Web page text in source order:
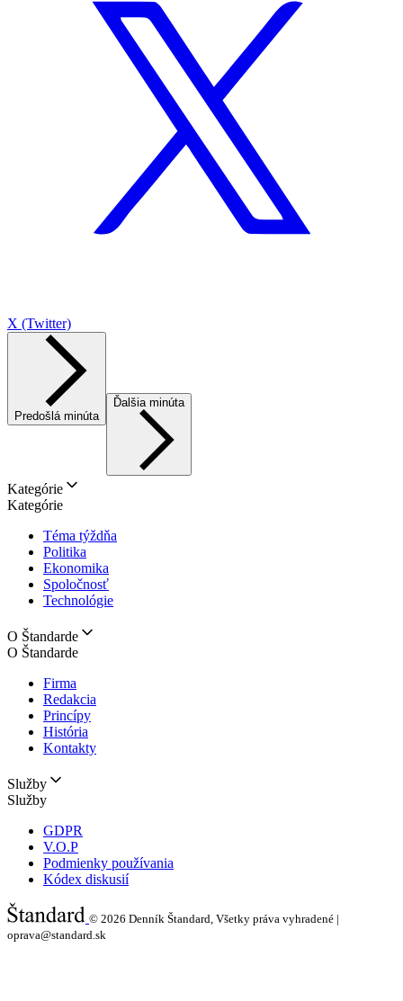
X (Twitter)
Predošlá minúta
Ďalšia minúta
Kategórie
Kategórie
Téma týždňa
Politika
Ekonomika
Spoločnosť
Technológie
O Štandarde
O Štandarde
Firma
Redakcia
Princípy
História
Kontakty
Služby
Služby
GDPR
V.O.P
Podmienky používania
Kódex diskusií
© 2026 Denník Štandard, Všetky práva vyhradené |
oprava@standard.sk